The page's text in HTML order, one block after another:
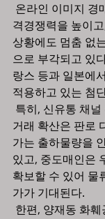
격경쟁력을 높이
상황에도 멈춤 없
으로 부각되고 있
랑스 등과 일본에
적용하고 있는 첨
거래 확산은 판로
가는 출하물량을
있고, 중도매인은
확보할 수 있어 물
가가 기대된다.